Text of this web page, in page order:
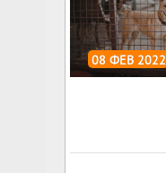
08 ФЕВ 2022